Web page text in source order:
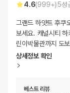
4.6(999+)5성
그랜드 하얏트 후쿠
보세요. 캐널시티
린이박물관까지 도
상세정보 확인
베스트 리뷰